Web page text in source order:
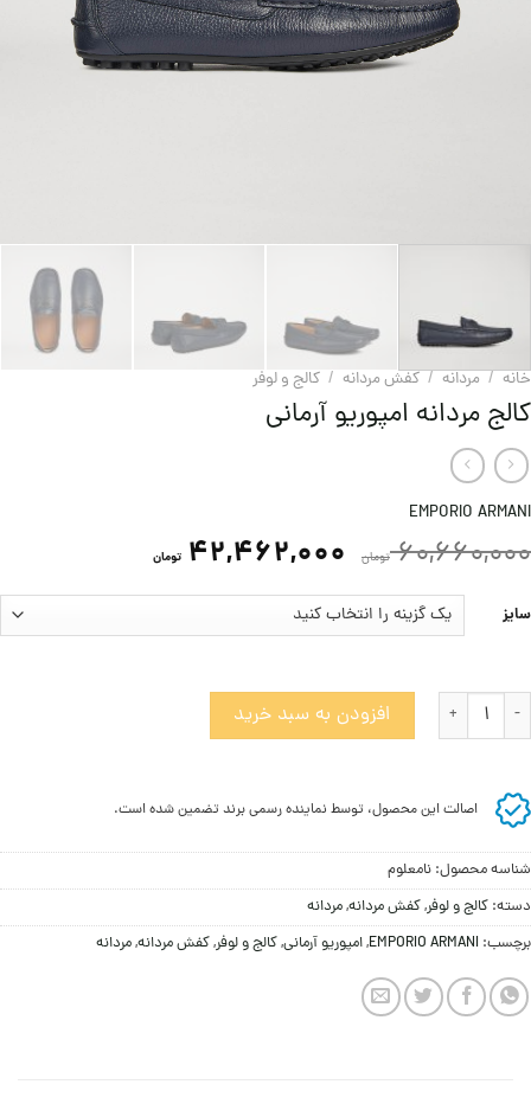
خانه / مردانه / کفش مردانه / کالج و لوفر
کالج مردانه امپوریو آرمانی
EMPORIO ARMANI
60,660,000 تومان 42,462,000 تومان
سایز
کالج مردانه امپوریو آرمانی عددافزودن به سبد خرید
اصالت این محصول، توسط نماینده رسمی برند تضمین شده است.
شناسه محصول: نامعلوم
دسته: کالج و لوفر,کفش مردانه,مردانه
برچسب: EMPORIO ARMANI
,امپوریو آرمانی,کالج و لوفر,کفش مردانه,مردانه